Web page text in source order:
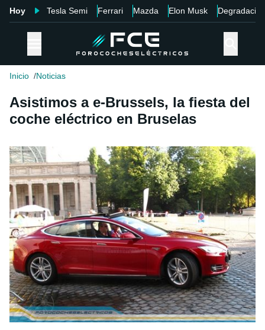
Hoy Tesla Semi Ferrari Mazda Elon Musk Degradación
Inicio Noticias
Asistimos a e-Brussels, la fiesta del
coche eléctrico en Bruselas